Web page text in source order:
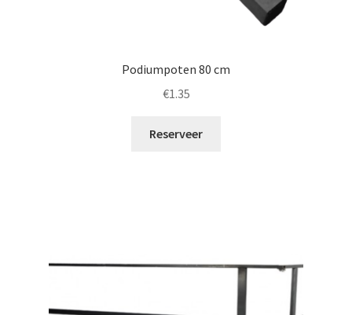
Podiumpoten 80 cm
€1.35
Reserveer